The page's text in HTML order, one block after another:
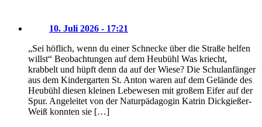
10. Juli 2026 - 17:21
„Sei höflich, wenn du einer Schnecke über die Straße helfen
willst“ Beobachtungen auf dem Heubühl Was kriecht,
krabbelt und hüpft denn da auf der Wiese? Die Schulanfänger
aus dem Kindergarten St. Anton waren auf dem Gelände des
Heubühl diesen kleinen Lebewesen mit großem Eifer auf der
Spur. Angeleitet von der Naturpädagogin Katrin Dickgießer-
Weiß konnten sie […]